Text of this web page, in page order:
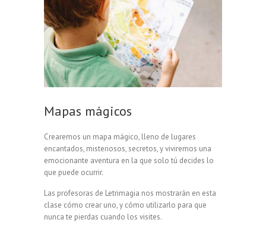
Mapas mágicos
Crearemos un mapa mágico, lleno de lugares
encantados, misteriosos, secretos, y viviremos una
emocionante aventura en la que solo tú decides lo
que puede ocurrir.
Las profesoras de Letrimagia nos mostrarán en esta
clase cómo crear uno, y cómo utilizarlo para que
nunca te pierdas cuando los visites.